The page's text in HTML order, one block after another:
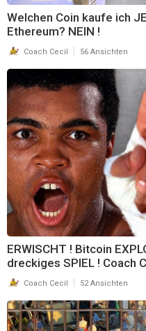
Welchen Coin kaufe ich
Ethereum? NEIN !
Coach Cecil 56 Ansichten
ERWISCHT ! Bitcoin
dreckiges SPIEL ! Coach
Coach Cecil 52 Ansichten